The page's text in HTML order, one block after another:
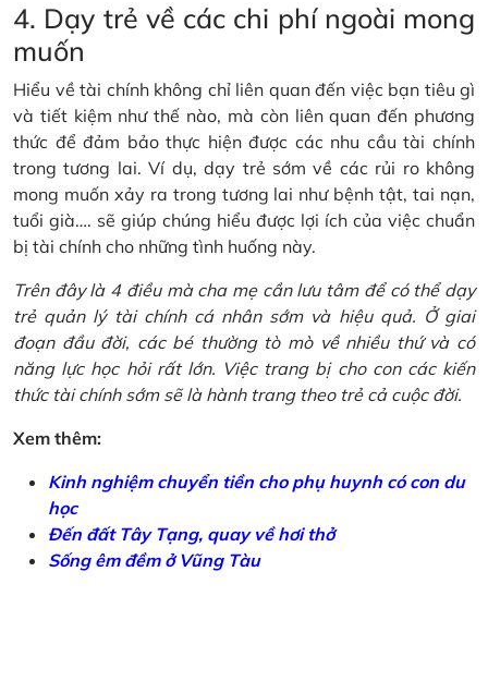
4. Dạy trẻ về các chi phí ngoài mong
muốn
Hiểu về tài chính không chỉ liên quan đến việc bạn tiêu gì
và tiết kiệm như thế nào, mà còn liên quan đến phương
thức để đảm bảo thực hiện được các nhu cầu tài chính
trong tương lai. Ví dụ, dạy trẻ sớm về các rủi ro không
mong muốn xảy ra trong tương lai như bệnh tật, tai nạn,
tuổi già…. sẽ giúp chúng hiểu được lợi ích của việc chuẩn
bị tài chính cho những tình huống này.
Trên đây là 4 điều mà cha mẹ cần lưu tâm để có thể dạy
trẻ quản lý tài chính cá nhân sớm và hiệu quả. Ở giai
đoạn đầu đời, các bé thường tò mò về nhiều thứ và có
năng lực học hỏi rất lớn. Việc trang bị cho con các kiến
thức tài chính sớm sẽ là hành trang theo trẻ cả cuộc đời.
Xem thêm:
Kinh nghiệm chuyển tiền cho phụ huynh có con du
học
Đến đất Tây Tạng, quay về hơi thở
Sống êm đềm ở Vũng Tàu